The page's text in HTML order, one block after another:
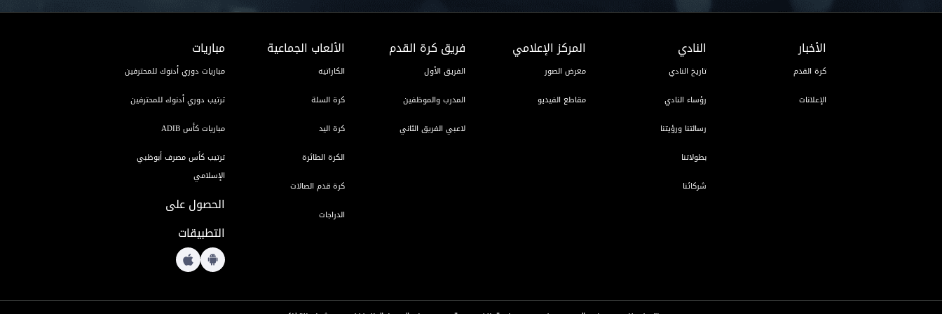
الأخبار
كرة القدم
الإعلانات
النادي
تاريخ النادي
رؤساء النادي
رسالتنا ورؤيتنا
بطولاتنا
شركائنا
المركز الإعلامي
معرض الصور
مقاطع الفيديو
فريق كرة القدم
الفريق الأول
المدرب والموظفين
لاعبي الفريق الثاني
الألعاب الجماعية
الكاراتيه
كرة السلة
كرة اليد
الكرة الطائرة
كرة قدم الصالات
الدراجات
مباريات
مباريات دوري أدنوك للمحترفين
ترتيب دوري أدنوك للمحترفين
مباريات كأس ADIB
ترتيب كأس مصرف أبوظبي
الإسلامي
الحصول على
التطبيقات